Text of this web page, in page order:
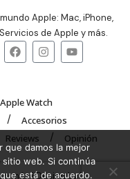
Apple: Mac, iPhone,
de Apple y más.
Apple Watch
Accesorios
Reviews Opinión
más | Design byUNXON
que damos la mejor
web. Si continúa
está de acuerdo.